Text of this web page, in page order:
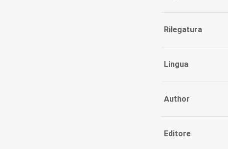
Rilegatura
Lingua
Author
Editore